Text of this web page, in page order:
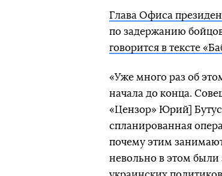
Глава Офиса
по задержанию
говорится в тексте
«Уже много раз об
начала до конца.
«Цензор» Юрий]
спланированная
почему этим
невольно в этом были